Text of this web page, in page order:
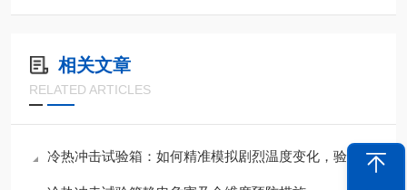
相关文章
RELATED ARTICLES
冷热冲击试验箱：如何精准模拟剧烈温度变化，验证产品可靠性？